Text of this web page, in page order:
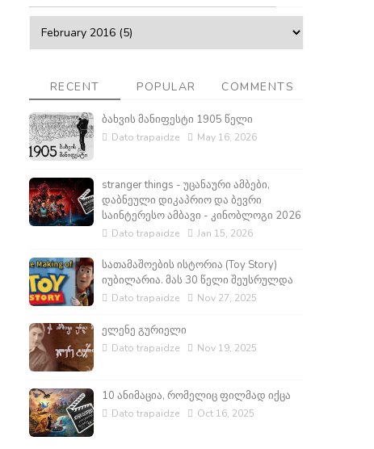
RECENT POPULAR COMMENTS
ბახვის მანიფესტი 1905 წელი
Dato trapaidze May 16, 2026
stranger things - უცანაური ამბები,
დაბნეული დიკაპრიო და ბევრი
საინტერესო ამბავი - კინობლოგი 2026
Dato trapaidze Jan 15, 2026
სათამაშოების ისტორია (Toy Story)
იუბილარია. მას 30 წელი შეუსრულდა
Dato trapaidze Nov 27, 2025
ელენე გურიელი
Dato trapaidze Nov 19, 2025
10 ანიმაცია, რომელიც ფილმად იქცა
Dato trapaidze Oct 16, 2025